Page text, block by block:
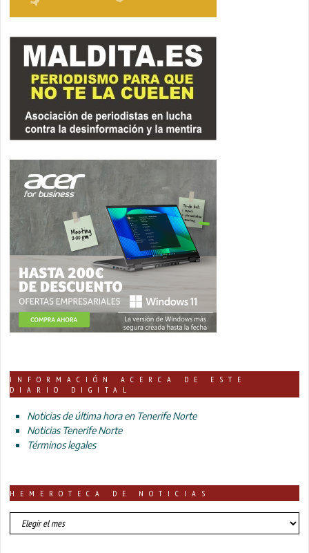
INFORMACIÓN ACERCA DE ESTE
DIARIO DIGITAL
Noticias de última hora en Tenerife Norte
Noticias Tenerife Norte
Términos legales
HEMEROTECA DE NOTICIAS
HEMEROTECA
DE